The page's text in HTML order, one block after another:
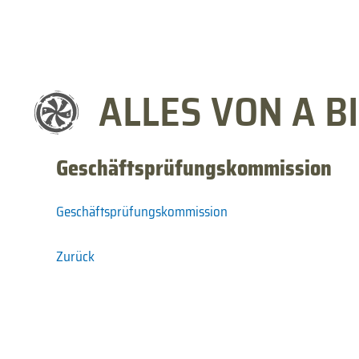
ALLES VON A
Geschäftsprüfungskommission
Geschäftsprüfungskommission
Zurück